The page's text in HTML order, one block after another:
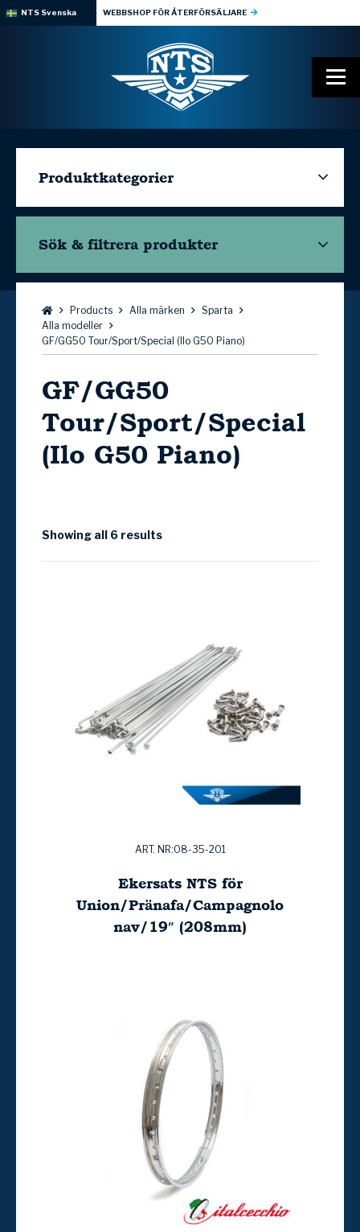
NTS Svenska WEBBSHOP FÖR ÅTERFÖRSÄLJARE
Produktkategorier
Sök & filtrera produkter
Bläddra:Products Alla märken
Sparta
Alla modeller
GF/GG50 Tour/Sport/Special (Ilo G50 Piano)
GF/GG50
Tour/Sport/Special
(Ilo G50 Piano)
Showing all 6 results
ART. NR:08-35-201
Ekersats NTS för
Union/Pränafa/Campagnolo
nav/19″ (208mm)